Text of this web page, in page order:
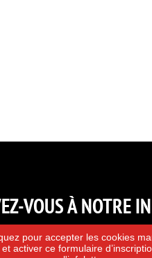
VOUS À NOTRE
pour accepter les cookies
et activer ce formulaire